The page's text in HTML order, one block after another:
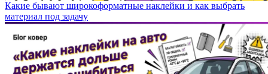
Какие бывают широкоформатные наклейки и как выбрать
материал под задачу